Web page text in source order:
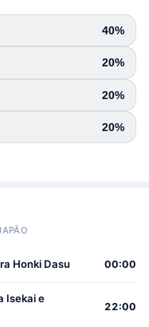
40%
20%
20%
20%
Honki Dasu 00:00
Isekai e
22:00